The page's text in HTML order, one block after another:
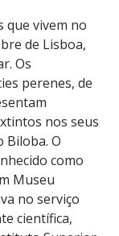
que vivem no
de Lisboa,
Os
perenes, de
nos seus
Biloba. O
como
Museu
no serviço
científica,